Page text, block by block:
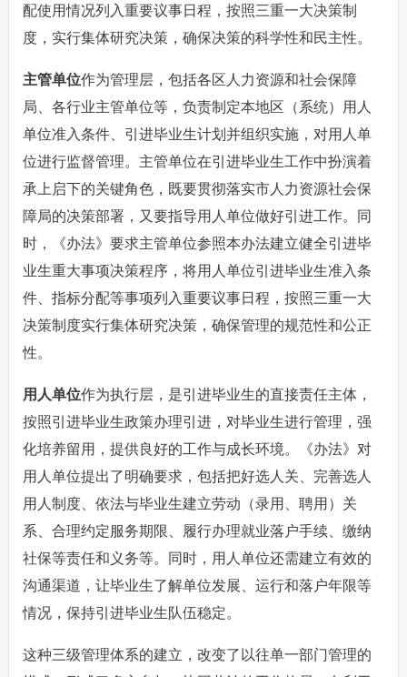
配使用情况列入重要议事日程，按照三重一大决策制
度，实行集体研究决策，确保决策的科学性和民主性。
主管单位作为管理层，包括各区人力资源和社会保障
局、各行业主管单位等，负责制定本地区（系统）用人
单位准入条件、引进毕业生计划并组织实施，对用人单
位进行监督管理。主管单位在引进毕业生工作中扮演着
承上启下的关键角色，既要贯彻落实市人力资源社会保
障局的决策部署，又要指导用人单位做好引进工作。同
时，《办法》要求主管单位参照本办法建立健全引进毕
业生重大事项决策程序，将用人单位引进毕业生准入条
件、指标分配等事项列入重要议事日程，按照三重一大
决策制度实行集体研究决策，确保管理的规范性和公正
性。
用人单位作为执行层，是引进毕业生的直接责任主体，
按照引进毕业生政策办理引进，对毕业生进行管理，强
化培养留用，提供良好的工作与成长环境。《办法》对
用人单位提出了明确要求，包括把好选人关、完善选人
用人制度、依法与毕业生建立劳动（录用、聘用）关
系、合理约定服务期限、履行办理就业落户手续、缴纳
社保等责任和义务等。同时，用人单位还需建立有效的
沟通渠道，让毕业生了解单位发展、运行和落户年限等
情况，保持引进毕业生队伍稳定。
这种三级管理体系的建立，改变了以往单一部门管理的